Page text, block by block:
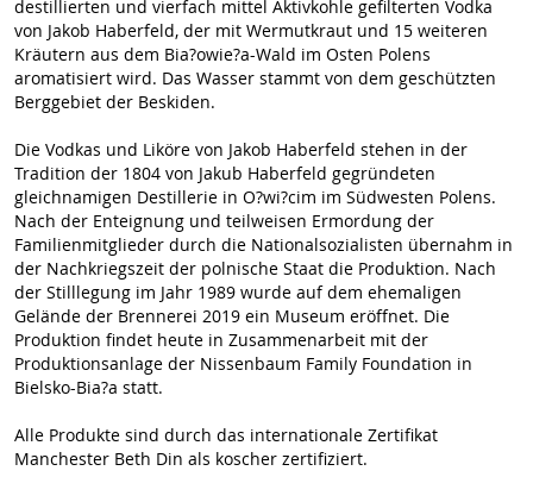
destillierten und vierfach mittel Aktivkohle gefilterten Vodka
von Jakob Haberfeld, der mit Wermutkraut und 15 weiteren
Kräutern aus dem Bia?owie?a-Wald im Osten Polens
aromatisiert wird. Das Wasser stammt von dem geschützten
Berggebiet der Beskiden.
Die Vodkas und Liköre von Jakob Haberfeld stehen in der
Tradition der 1804 von Jakub Haberfeld gegründeten
gleichnamigen Destillerie in O?wi?cim im Südwesten Polens.
Nach der Enteignung und teilweisen Ermordung der
Familienmitglieder durch die Nationalsozialisten übernahm in
der Nachkriegszeit der polnische Staat die Produktion. Nach
der Stilllegung im Jahr 1989 wurde auf dem ehemaligen
Gelände der Brennerei 2019 ein Museum eröffnet. Die
Produktion findet heute in Zusammenarbeit mit der
Produktionsanlage der Nissenbaum Family Foundation in
Bielsko-Bia?a statt.
Alle Produkte sind durch das internationale Zertifikat
Manchester Beth Din als koscher zertifiziert.